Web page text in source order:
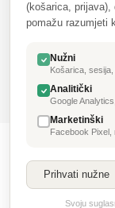
(košarica,
pomažu razumjeti
Nužni
Košarica,
Analitički
Google
Marketinški
Facebook Pixel,
Prihvati nužne
Svoju
INFORMACIJE
©